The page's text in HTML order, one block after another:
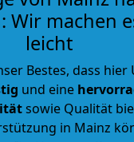
Wir machen
leicht
Bestes, dass hier
und eine
sowie Qualität
in Mainz